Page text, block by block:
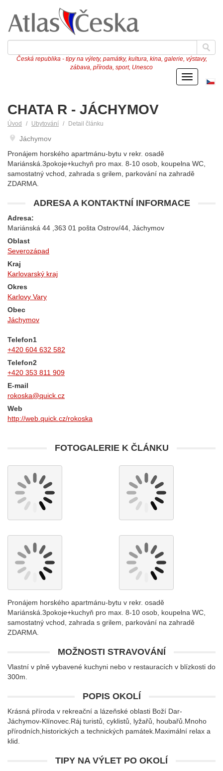
Česká republika - tipy na výlety, památky, kultura, kina, galerie, výstavy,
zábava, příroda, sport, Unesco
Menu
CHATA R - JÁCHYMOV
Úvod Ubytování Detail článku
Jáchymov
Pronájem horského apartmánu-bytu v rekr. osadě
Mariánská.3pokoje+kuchyň pro max. 8-10 osob, koupelna WC,
samostatný vchod, zahrada s grilem, parkování na zahradě
ZDARMA.
ADRESA A KONTAKTNÍ INFORMACE
Adresa:
Mariánská 44 ,363 01 pošta Ostrov/44, Jáchymov
Oblast
Severozápad
Kraj
Karlovarský kraj
Okres
Karlovy Vary
Obec
Jáchymov
Telefon1
+420 604 632 582
Telefon2
+420 353 811 909
E-mail
rokoska@quick.cz
Web
http://web.quick.cz/rokoska
FOTOGALERIE K ČLÁNKU
Pronájem horského apartmánu-bytu v rekr. osadě
Mariánská.3pokoje+kuchyň pro max. 8-10 osob, koupelna WC,
samostatný vchod, zahrada s grilem, parkování na zahradě
ZDARMA.
MOŽNOSTI STRAVOVÁNÍ
Vlastní v plně vybavené kuchyni nebo v restauracích v blízkosti do
300m.
POPIS OKOLÍ
Krásná příroda v rekreační a lázeňské oblasti Boží Dar-
Jáchymov-Klínovec.Ráj turistů, cyklistů, lyžařů, houbařů.Mnoho
přírodních,historických a technických památek.Maximální relax a
klid.
TIPY NA VÝLET PO OKOLÍ